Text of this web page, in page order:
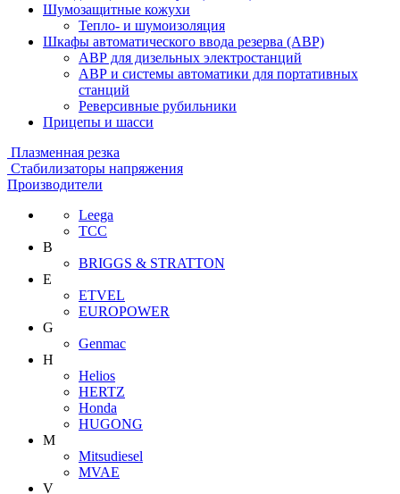
Шумозащитные кожухи
Тепло- и шумоизоляция
Шкафы автоматического ввода резерва (АВР)
АВР для дизельных электростанций
АВР и системы автоматики для портативных
станций
Реверсивные рубильники
Прицепы и шасси
Плазменная резка
Стабилизаторы напряжения
Производители
Leega
ТСС
B
BRIGGS & STRATTON
E
ETVEL
EUROPOWER
G
Genmac
H
Helios
HERTZ
Honda
HUGONG
M
Mitsudiesel
MVAE
V